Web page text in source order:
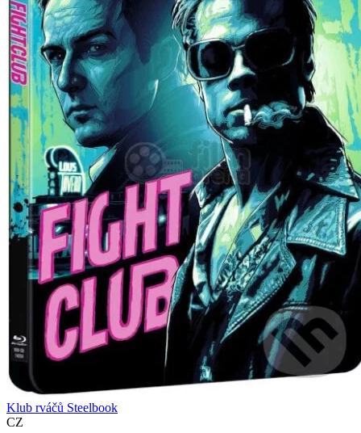
Klub rváčů Steelbook
CZ